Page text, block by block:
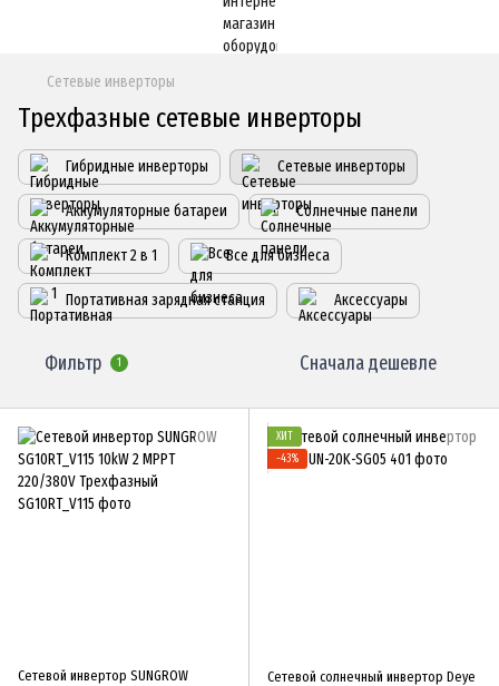
Сетевые инверторы
Трехфазные сетевые инверторы
Гибридные инверторы Сетевые инверторы
Аккумуляторные батареи Солнечные панели
Комплект 2 в 1 Все для бизнеса
Портативная зарядная станция Аксессуары
Фильтр 1 Сначала дешевле
Сетевой инвертор SUNGROW
ХИТ
−43%
Сетевой солнечный инвертор Deye